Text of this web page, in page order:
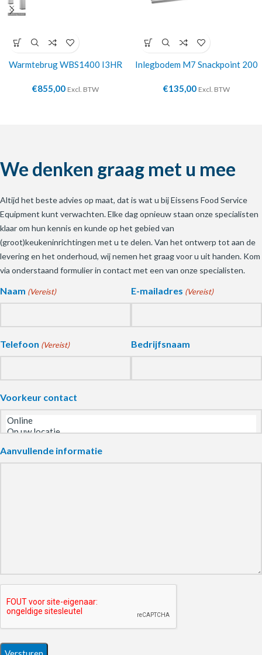
Warmtebrug WBS1400 I3HR
€855,00 Excl. BTW
Inlegbodem M7 Snackpoint 200
€135,00 Excl. BTW
We denken graag met u mee
Altijd het beste advies op maat, dat is wat u bij Eissens Food Service
Equipment kunt verwachten. Elke dag opnieuw staan onze specialisten
klaar om hun kennis en kunde op het gebied van
(groot)keukeninrichtingen met u te delen. Van het ontwerp tot aan de
levering en het onderhoud, wij nemen het graag voor u uit handen. Kom
via onderstaand formulier in contact met een van onze specialisten.
Naam (Vereist) E-mailadres (Vereist)
Telefoon (Vereist) Bedrijfsnaam
Voorkeur contact
Aanvullende informatie